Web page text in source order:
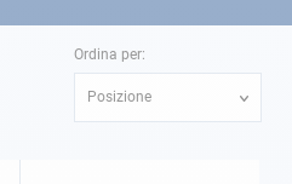
Ordina per:
Posizione